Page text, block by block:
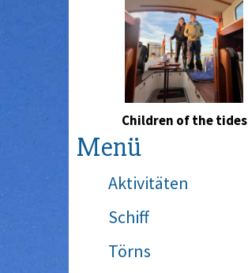
Children of the tides
Menü
Aktivitäten
Schiff
Törns